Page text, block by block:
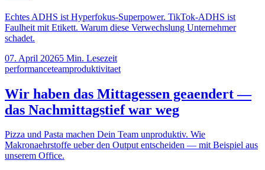
Echtes ADHS ist Hyperfokus-Superpower. TikTok-ADHS ist
Faulheit mit Etikett. Warum diese Verwechslung Unternehmer
schadet.
07. April 20265 Min. Lesezeit
performanceteamproduktivitaet
Wir haben das Mittagessen geaendert —
das Nachmittagstief war weg
Pizza und Pasta machen Dein Team unproduktiv. Wie
Makronaehrstoffe ueber den Output entscheiden — mit Beispiel aus
unserem Office.